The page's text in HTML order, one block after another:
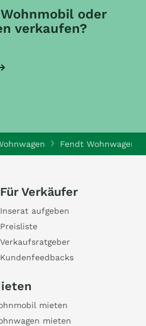
oder
verkaufen?
Fendt Wohnwagen
Für Verkäufer
Inserat aufgeben
Preisliste
Verkaufsratgeber
Kundenfeedbacks
mieten
mieten